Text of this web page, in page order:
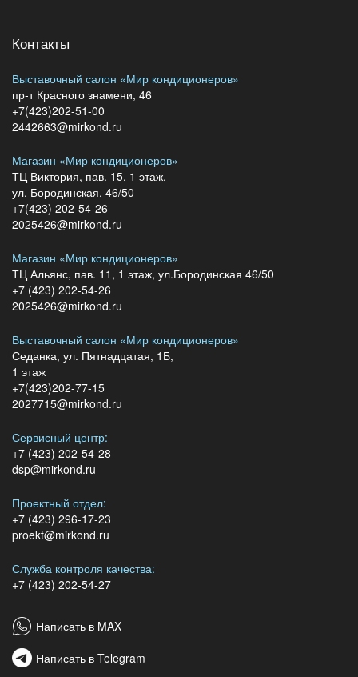
Контакты
Выставочный салон «Мир кондиционеров»
пр-т Красного знамени, 46
+7(423)202-51-00
2442663@mirkond.ru
Магазин «Мир кондиционеров»
ТЦ Виктория, пав. 15, 1 этаж,
ул. Бородинская, 46/50
+7(423) 202-54-26
2025426@mirkond.ru
Магазин «Мир кондиционеров»
ТЦ Альянс, пав. 11, 1 этаж, ул.Бородинская 46/50
+7 (423) 202-54-26
2025426@mirkond.ru
Выставочный салон «Мир кондиционеров»
Седанка, ул. Пятнадцатая, 1Б,
1 этаж
+7(423)202-77-15
2027715@mirkond.ru
Сервисный центр:
+7 (423) 202-54-28
dsp@mirkond.ru
Проектный отдел:
+7 (423) 296-17-23
proekt@mirkond.ru
Служба контроля качества:
+7 (423) 202-54-27
Написать в MAX
Написать в Telegram